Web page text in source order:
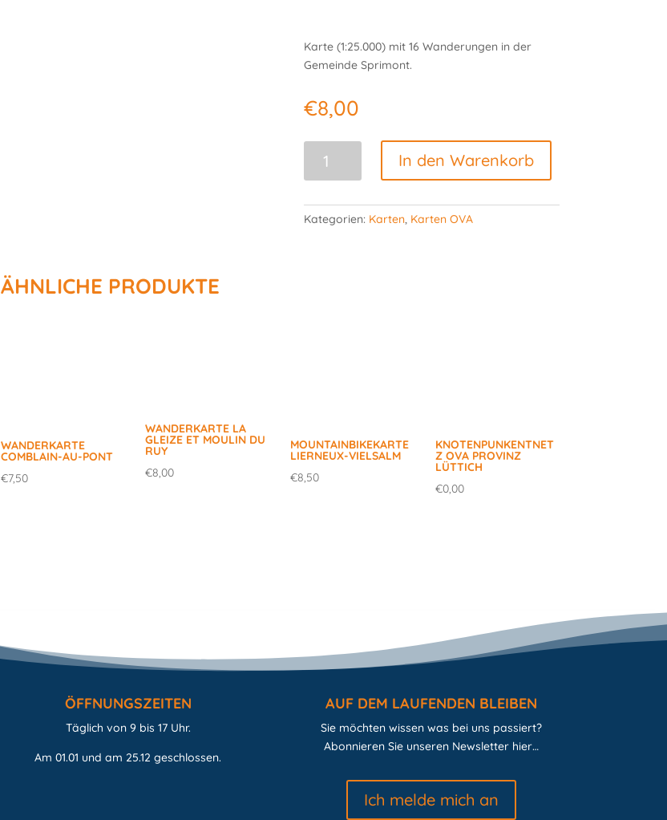
Karte (1:25.000) mit 16 Wanderungen in der
Gemeinde Sprimont.
€8,00
Karte
Sprimont
Menge
In den Warenkorb
Kategorien: Karten, Karten OVA
ÄHNLICHE PRODUKTE
WANDERKARTE
COMBLAIN-AU-PONT
€7,50
WANDERKARTE LA
GLEIZE ET MOULIN DU
RUY
€8,00
MOUNTAINBIKEKARTE
LIERNEUX-VIELSALM
€8,50
KNOTENPUNKENTNET
Z OVA PROVINZ
LÜTTICH
€0,00
ÖFFNUNGSZEITEN
Täglich von 9 bis 17 Uhr.
Am 01.01 und am 25.12 geschlossen.
AUF DEM LAUFENDEN BLEIBEN
Sie möchten wissen was bei uns passiert?
Abonnieren Sie unseren Newsletter hier…
Ich melde mich an